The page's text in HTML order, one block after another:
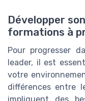
Développer
formations à
Pour progresser
leader, il est
votre
différences entre